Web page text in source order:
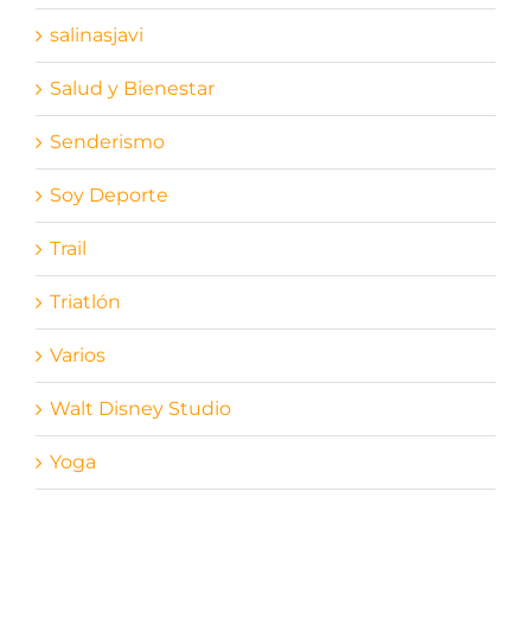
salinasjavi
Salud y Bienestar
Senderismo
Soy Deporte
Trail
Triatlón
Varios
Walt Disney Studio
Yoga